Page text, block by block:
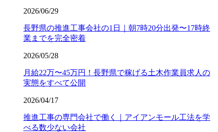
2026/06/29
長野県の推進工事会社の1日｜朝7時20分出発〜17時終
業までを完全密着
2026/05/28
月給22万〜45万円！長野県で稼げる土木作業員求人の
実態をすべて公開
2026/04/17
推進工事の専門会社で働く｜アイアンモール工法を学
べる数少ない会社